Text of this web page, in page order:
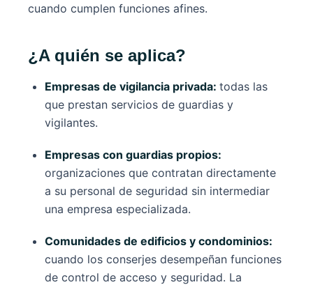
cuando cumplen funciones afines.
¿A quién se aplica?
Empresas de vigilancia privada: todas las
que prestan servicios de guardias y
vigilantes.
Empresas con guardias propios:
organizaciones que contratan directamente
a su personal de seguridad sin intermediar
una empresa especializada.
Comunidades de edificios y condominios:
cuando los conserjes desempeñan funciones
de control de acceso y seguridad. La